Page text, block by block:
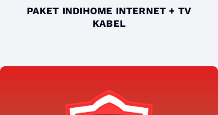
PAKET INDIHOME INTERNET + TV
KABEL